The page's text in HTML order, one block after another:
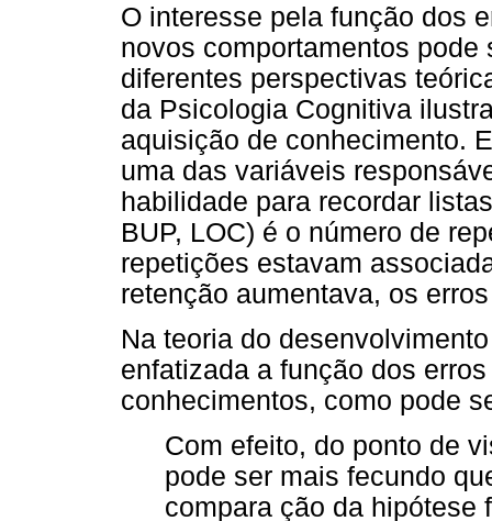
O interesse pela função dos
novos comportamentos
diferentes perspectivas
da Psicologia Cognitiva
aquisição de conhecimento.
uma das variáveis
habilidade para recordar
BUP, LOC) é o número de
repetições estavam
retenção aumentava, os
Na teoria do
enfatizada a função dos
conhecimentos, como pode
Com efeito, do ponto de
pode ser mais fecundo
compara ção da hipótese